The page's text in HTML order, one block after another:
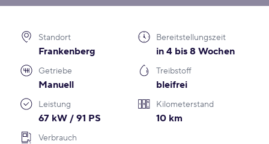
Standort
Frankenberg
Bereitstellungszeit
in 4 bis 8 Wochen
Getriebe
Manuell
Treibstoff
bleifrei
Leistung
67 kW / 91 PS
Kilometerstand
10 km
Verbrauch